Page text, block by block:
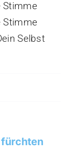
Stimme
Stimme
Selbst